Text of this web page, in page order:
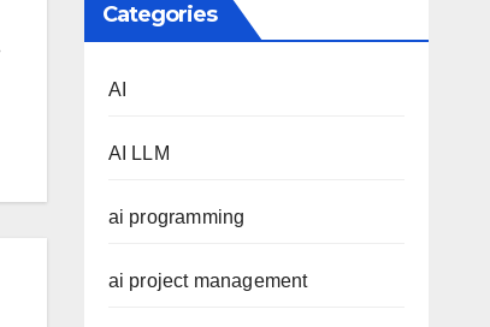
Categories
AI
AI LLM
ai programming
ai project management